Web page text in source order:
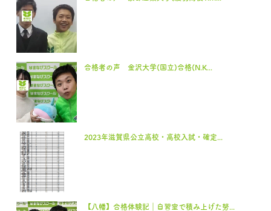
合格者の声 金沢大学(国立)合格(N.K...
2023年滋賀県公立高校・高校入試・確定...
【八幡】合格体験記｜自習室で積み上げた努...